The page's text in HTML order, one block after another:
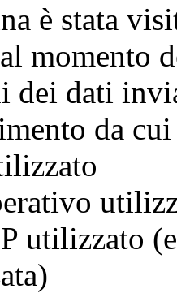
è stata
momento
dei dati
da
utilizzato